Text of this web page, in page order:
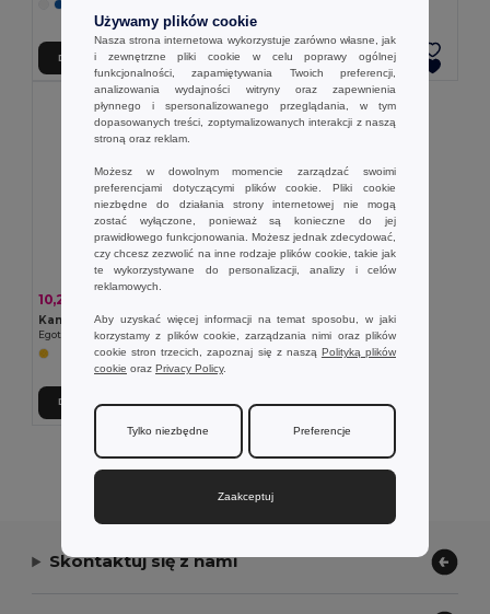
Dodaj Do Koszyka Dodaj Do Koszyka
10,21 zł
Kamizelka odblaskowa, 100% poliester
Egotier 98503
Dodaj Do Koszyka
Wyświetlanie Wszystkich Produktów.
Skontaktuj się z nami
Używamy plików cookie
Nasza strona internetowa wykorzystuje zarówno własne, jak
i zewnętrzne pliki cookie w celu poprawy ogólnej
funkcjonalności, zapamiętywania Twoich preferencji,
analizowania wydajności witryny oraz zapewnienia
płynnego i spersonalizowanego przeglądania, w tym
dopasowanych treści, zoptymalizowanych interakcji z naszą
stroną oraz reklam.
Możesz w dowolnym momencie zarządzać swoimi
preferencjami dotyczącymi plików cookie. Pliki cookie
niezbędne do działania strony internetowej nie mogą
zostać wyłączone, ponieważ są konieczne do jej
prawidłowego funkcjonowania. Możesz jednak zdecydować,
czy chcesz zezwolić na inne rodzaje plików cookie, takie jak
te wykorzystywane do personalizacji, analizy i celów
reklamowych.
Aby uzyskać więcej informacji na temat sposobu, w jaki
korzystamy z plików cookie, zarządzania nimi oraz plików
cookie stron trzecich, zapoznaj się z naszą Polityką plików
cookie oraz Privacy Policy.
Tylko niezbędne Preferencje
Zaakceptuj